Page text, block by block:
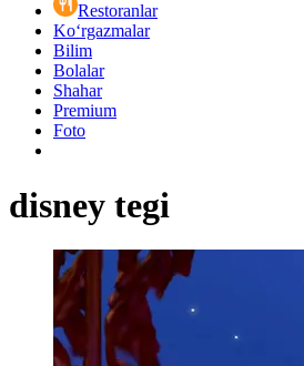
Restoranlar
Ko‘rgazmalar
Bilim
Bolalar
Shahar
Premium
Foto
disney tegi